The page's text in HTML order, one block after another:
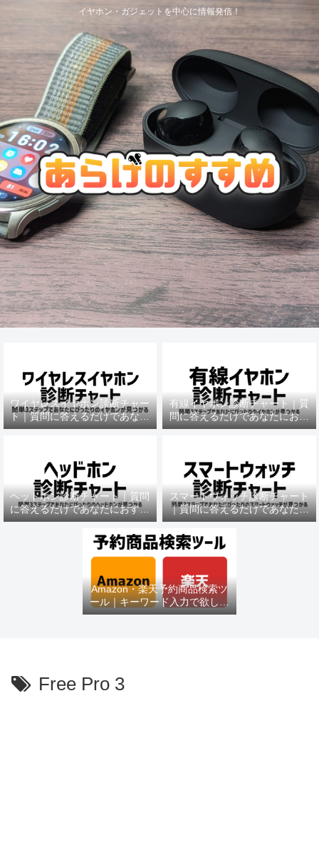
イヤホン・ガジェットを中心に情報発信！
ワイヤレスイヤホン診断チャー
ト｜質問に答えるだけであなた
におすすめの機種がわかる
有線イヤホン診断チャート｜質
問に答えるだけであなたにおす
すめの機種がわかる
ヘッドホン診断チャート｜質問
に答えるだけであなたにおすす
めの機種がわかる
スマートウォッチ診断チャート
｜質問に答えるだけであなたに
おすすめの機種がわかる
Amazon・楽天予約商品検索ツ
ール｜キーワード入力で欲しい
商品を即チェック
Free Pro 3